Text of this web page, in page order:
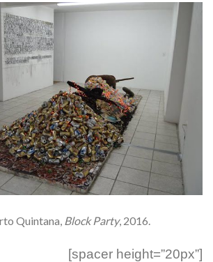
Quintana, Block Party, 2016.
[spacer height=”20px”]